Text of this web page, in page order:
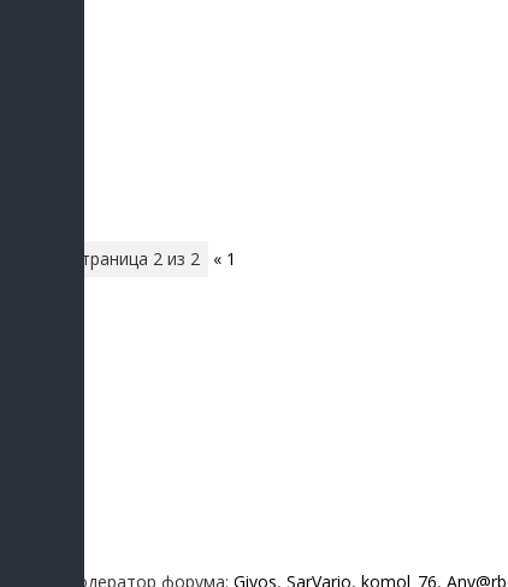
Страница 2 из 2 « 1
Модератор форума: Giyos, SarVario, komol_76,